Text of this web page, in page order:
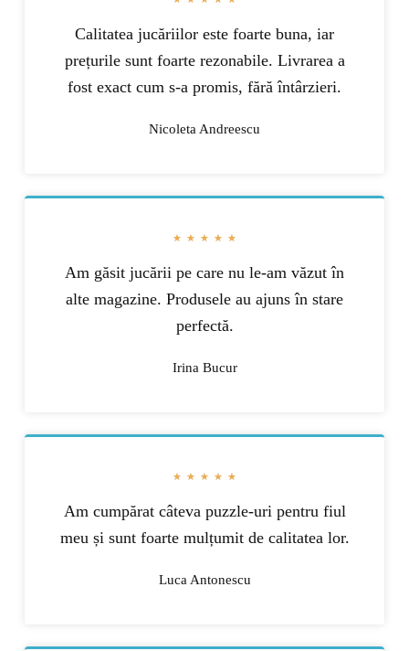
Calitatea jucăriilor este foarte buna, iar
prețurile sunt foarte rezonabile. Livrarea a
fost exact cum s-a promis, fără întârzieri.
Nicoleta Andreescu
★ ★ ★ ★ ★
Am găsit jucării pe care nu le-am văzut în
alte magazine. Produsele au ajuns în stare
perfectă.
Irina Bucur
★ ★ ★ ★ ★
Am cumpărat câteva puzzle-uri pentru fiul
meu și sunt foarte mulțumit de calitatea lor.
Luca Antonescu